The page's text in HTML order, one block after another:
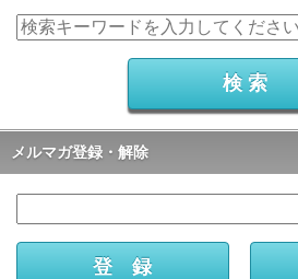
メルマガ登録・解除